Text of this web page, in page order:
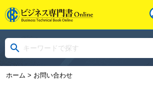
ホーム > お問い合わせ